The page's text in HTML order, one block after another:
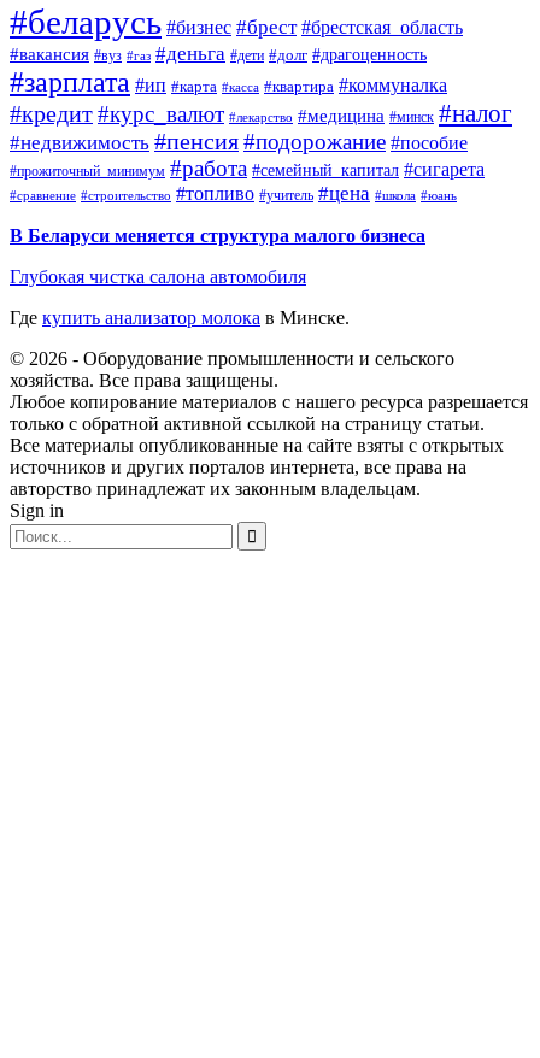
#беларусь #бизнес #брест #брестская_область
#вакансия #вуз #газ #деньга #дети #долг #драгоценность
#зарплата #ип #карта #касса #квартира #коммуналка
#кредит#курс_валют #лекарство #медицина #минск #налог
#недвижимость #пенсия#подорожание #пособие
#прожиточный_минимум #работа #семейный_капитал #сигарета
#сравнение #строительство #топливо #учитель #цена #школа #юань
В Беларуси меняется структура малого бизнеса
Глубокая чистка салона автомобиля
Где купить анализатор молока в Минске.
© 2026 - Оборудование промышленности и сельского
хозяйства. Все права защищены.
Любое копирование материалов с нашего ресурса разрешается
только с обратной активной ссылкой на страницу статьи.
Все материалы опубликованные на сайте взяты с открытых
источников и других порталов интернета, все права на
авторство принадлежат их законным владельцам.
Sign in